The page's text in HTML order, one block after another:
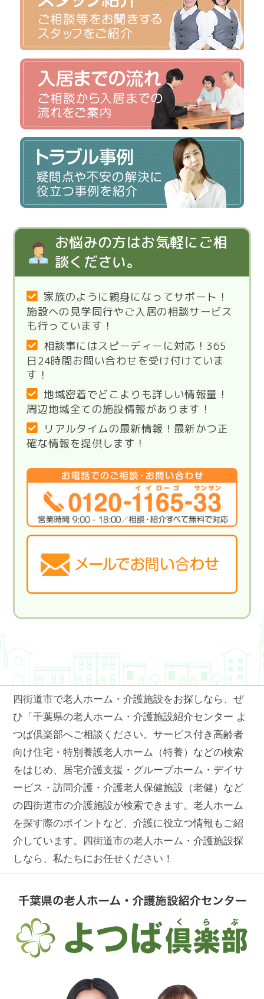
四街道市で老人ホーム・介護施設をお探しなら、ぜ
ひ「千葉県の老人ホーム・介護施設紹介センター よ
つば倶楽部へご相談ください。サービス付き高齢者
向け住宅・特別養護老人ホーム（特養）などの検索
をはじめ、居宅介護支援・グループホーム・デイサ
ービス・訪問介護・介護老人保健施設（老健）など
の四街道市の介護施設が検索できます。老人ホーム
を探す際のポイントなど、介護に役立つ情報もご紹
介しています。四街道市の老人ホーム・介護施設探
しなら、私たちにお任せください！
お悩みの方はお気軽にご相
談ください。
家族のように親身になってサポート！
施設への見学同行やご入居の相談サービス
も行っています！
相談事にはスピーディーに対応！365
日24時間お問い合わせを受け付けていま
す！
地域密着でどこよりも詳しい情報量！
周辺地域全ての施設情報があります！
リアルタイムの最新情報！最新かつ正
確な情報を提供します！